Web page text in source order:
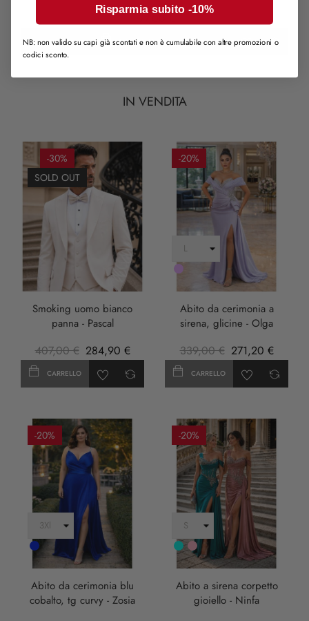
97,00 €
CARRELLO
IN VENDITA
-30%
SOLD OUT
Smoking uomo bianco
panna - Pascal
407,00 € 284,90 €
CARRELLO
-20%
LILLA
Abito da cerimonia a
sirena, glicine - Olga
339,00 € 271,20 €
CARRELLO
-20%
Cobalto
Abito da cerimonia blu
cobalto, tg curvy - Zosia
-20%
Turchese
rosa
anticha
Abito a sirena corpetto
gioiello - Ninfa
Risparmia subito -10%
NB: non valido su capi già scontati e non è cumulabile con altre promozioni o
codici sconto.